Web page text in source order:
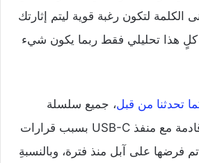
الكلمة لتكون رغبة قوية ليتم إثارتك
كلٍ هذا تحليلي فقط ربما يكون شيء
تحدثنا من قبل، جميع سلسلة
iPhone 15 الجديدة قادمة مع منفذ USB-C بسبب قرارات
تم فرضها على آبل منذ فترة، وبالنسبةِ